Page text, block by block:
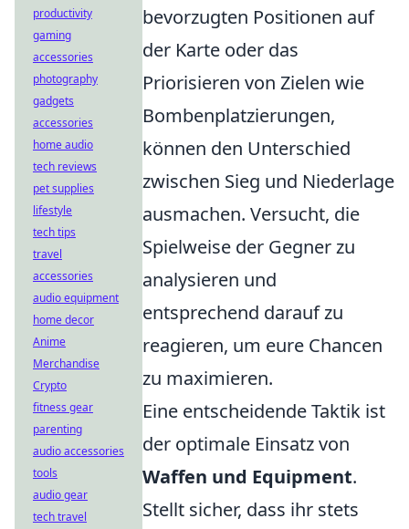
bevorzugten Positionen auf
der Karte oder das
Priorisieren von Zielen wie
Bombenplatzierungen,
können den Unterschied
zwischen Sieg und Niederlage
ausmachen. Versucht, die
Spielweise der Gegner zu
analysieren und
entsprechend darauf zu
reagieren, um eure Chancen
zu maximieren.
Eine entscheidende Taktik ist
der optimale Einsatz von
Waffen und Equipment.
Stellt sicher, dass ihr stets
productivity
gaming
accessories
photography
gadgets
accessories
home audio
tech reviews
pet supplies
lifestyle
tech tips
travel
accessories
audio equipment
home decor
Anime
Merchandise
Crypto
fitness gear
parenting
audio accessories
tools
audio gear
tech travel